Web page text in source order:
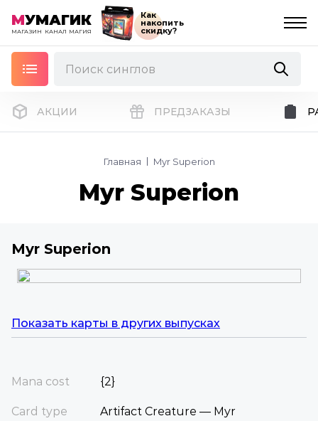
МУМАГИК
МАГАЗИН КАНАЛ МАГИЯ
Как
накопить
скидку?
АКЦИИ ПРЕДЗАКАЗЫ
Главная Myr Superion
Myr Superion
Myr Superion
Показать карты в других выпусках
Mana cost {2}
Card type Artifact Creature — Myr